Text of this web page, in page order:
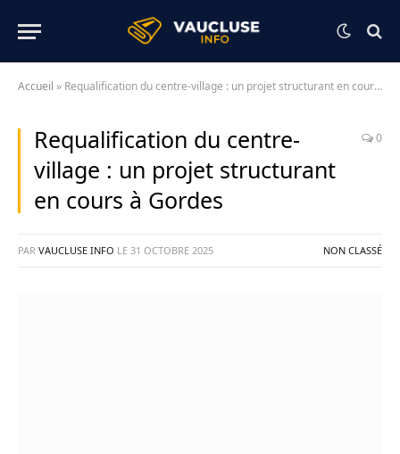
Accueil » Requalification du centre-village : un projet structurant en cours à Gordes
Requalification du centre-
village : un projet structurant
en cours à Gordes
0
PAR VAUCLUSE INFO LE 31 OCTOBRE 2025 NON CLASSÉ